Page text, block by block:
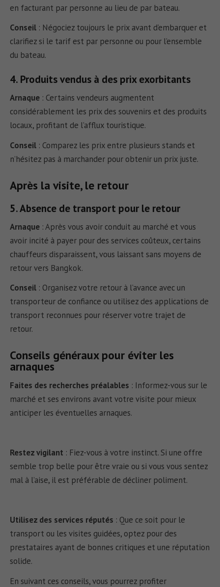
en facturant par personne au lieu de par bateau.
Conseil : Négociez toujours le prix avant d’embarquer et
clarifiez si le tarif est par personne ou pour l’ensemble
du bateau.
4. Produits vendus à des prix exorbitants
Arnaque : Certains vendeurs augmentent
considérablement les prix des souvenirs et des produits
locaux, profitant de l’afflux touristique.
Conseil : Comparez les prix entre plusieurs stands et
n’hésitez pas à marchander pour obtenir un prix juste.
Après la visite, le retour
5. Absence de transport pour le retour
Arnaque :Après vous avoir conduit au marché et vous
avoir incité à payer pour des services coûteux, certains
chauffeurs disparaissent, vous laissant sans moyens de
retour vers Bangkok.
Conseil : Organisez votre retour à l’avance avec un
transporteur de confiance ou utilisez des applications de
transport reconnues pour réserver votre trajet de
retour.
Conseils généraux pour éviter les
arnaques
Faites des recherches préalables : Informez-vous sur le
marché et ses environs avant votre visite pour mieux
anticiper les éventuelles arnaques.
Restez vigilant : Fiez-vous à votre instinct. Si une offre
semble trop belle pour être vraie ou si vous vous sentez
mal à l’aise, il est préférable de décliner poliment.
Utilisez des services réputés : Que ce soit pour le
transport ou les visites guidées, optez pour des
prestataires ayant de bonnes critiques et une réputation
solide.
En suivant ces conseils, vous pourrez profiter